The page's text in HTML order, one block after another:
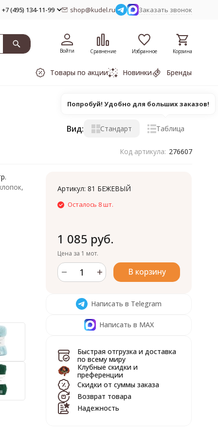
+7 (495) 134-11-99 shop@kudel.ru Заказать звонок
Войти Сравнение Избранное Корзина
Товары по акции Новинки Бренды
Вид: Стандарт Таблица
Код артикула: 276607
Артикул:81 БЕЖЕВЫЙ
Осталось 8 шт.
1 085 руб.
Цена за 1 мот.
В корзину
Написать в Telegram
Написать в MAX
Быстрая отгрузка и доставка
по всему миру
Клубные скидки и
преференции
Скидки от суммы заказа
Возврат товара
Надежность
Попробуй! Удобно для больших заказов!